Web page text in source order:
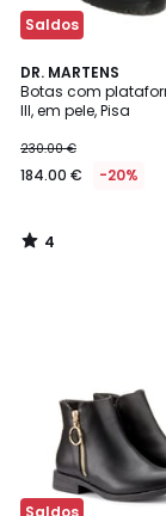
Saldos
DR. MARTENS
Botas com
III, em pele, Pisa
230.00 €
184.00 € -20%
4
/
5
4
/
Saldos